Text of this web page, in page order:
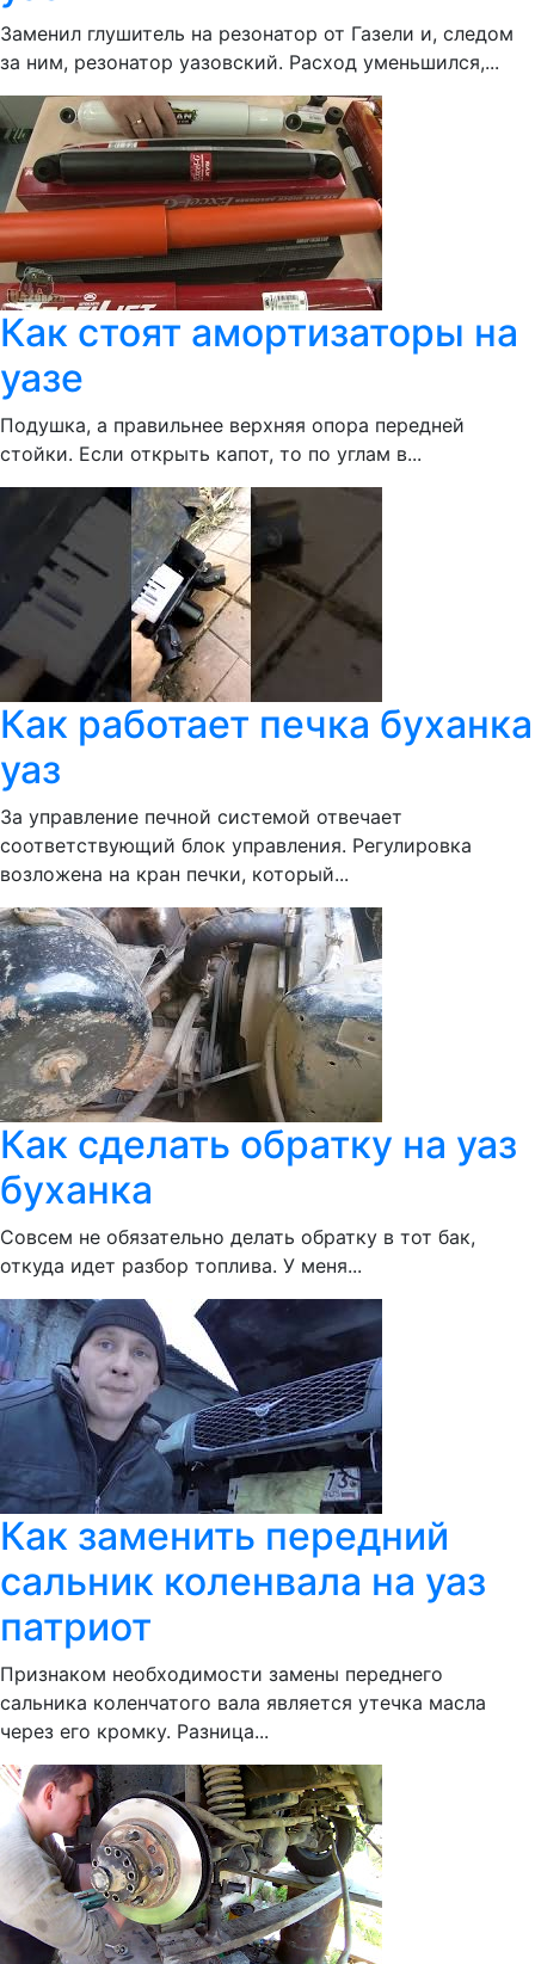
Заменил глушитель на резонатор от Газели и, следом
за ним, резонатор уазовский. Расход уменьшился,...
Как стоят амортизаторы на
уазе
Подушка, а правильнее верхняя опора передней
стойки. Если открыть капот, то по углам в...
Как работает печка буханка
уаз
За управление печной системой отвечает
соответствующий блок управления. Регулировка
возложена на кран печки, который...
Как сделать обратку на уаз
буханка
Совсем не обязательно делать обратку в тот бак,
откуда идет разбор топлива. У меня...
Как заменить передний
сальник коленвала на уаз
патриот
Признаком необходимости замены переднего
сальника коленчатого вала является утечка масла
через его кромку. Разница...